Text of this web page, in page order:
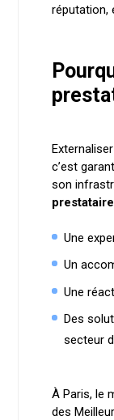
réputation,
c’est
son
Une
Un
Une
Des
secteur
À Paris, le
des